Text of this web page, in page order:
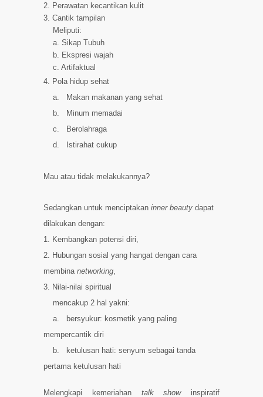
2. Perawatan kecantikan kulit
3. Cantik tampilan
Meliputi:
a. Sikap Tubuh
b. Ekspresi wajah
c. Artifaktual
4. Pola hidup sehat
a.
Makan makanan yang sehat
b.
Minum memadai
c.
Berolahraga
d.
Istirahat cukup
Mau atau tidak melakukannya?
Sedangkan untuk menciptakan inner beauty dapat
dilakukan dengan:
1. Kembangkan potensi diri
2. Hubungan sosial yang hangat dengan cara
membina networking
3. Nilai-nilai spiritual
mencakup 2 hal yakni:
a.
bersyukur: kosmetik yang paling
mempercantik diri
b.
ketulusan hati: senyum sebagai tanda
pertama ketulusan hati
Melengkapi kemeriahan talk showinspiratif